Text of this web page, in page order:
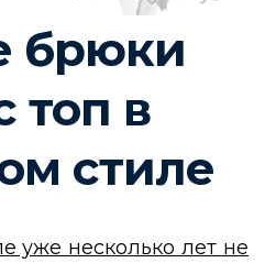
брюки
топ в
стиле
уже несколько лет не